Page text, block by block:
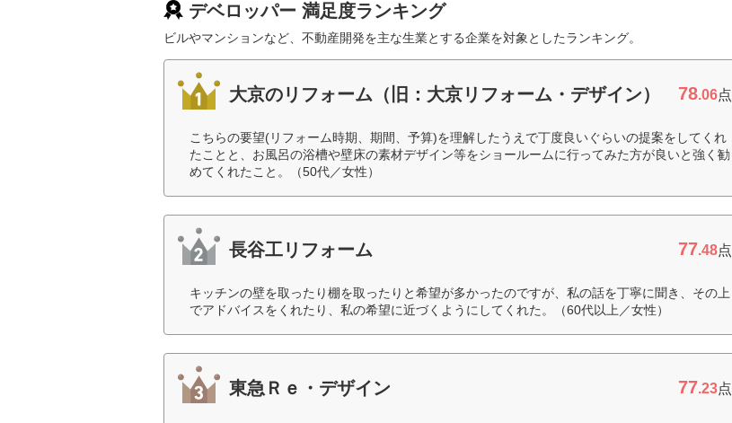
デベロッパー 満足度ランキング
ビルやマンションなど、不動産開発を主な生業とする企業を対象としたランキング。
大京のリフォーム（旧：大京リフォーム・デザイン） 78.06点
こちらの要望(リフォーム時期、期間、予算)を理解したうえで丁度良いぐらいの提案をしてくれ
たことと、お風呂の浴槽や壁床の素材デザイン等をショールームに行ってみた方が良いと強く勧
めてくれたこと。（50代／女性）
長谷工リフォーム 77.48点
キッチンの壁を取ったり棚を取ったりと希望が多かったのですが、私の話を丁寧に聞き、その上
でアドバイスをくれたり、私の希望に近づくようにしてくれた。（60代以上／女性）
東急Ｒｅ・デザイン 77.23点